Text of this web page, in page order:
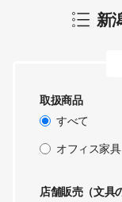
新
取扱商品
すべて
オフィス家具
店舗販売（文具